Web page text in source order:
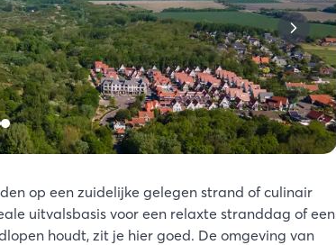
op een zuidelijke gelegen strand of culinair
uitvalsbasis voor een relaxte stranddag of een
houdt, zit je hier goed. De omgeving van